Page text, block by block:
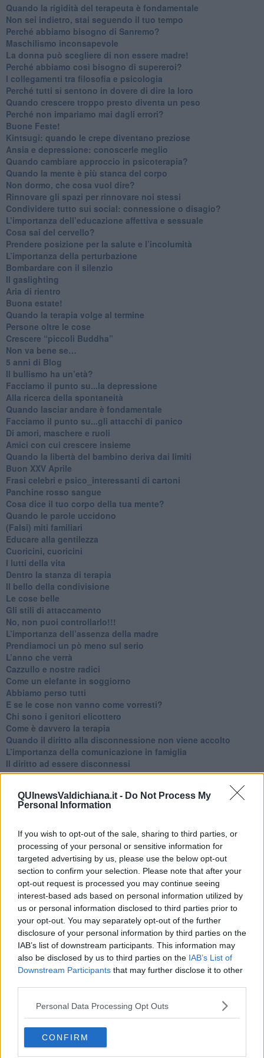
QUInewsValdichiana.it - Do Not Process My
Personal Information
If you wish to opt-out of the sale, sharing to third parties, or
processing of your personal or sensitive information for
targeted advertising by us, please use the below opt-out
section to confirm your selection. Please note that after your
opt-out request is processed you may continue seeing
interest-based ads based on personal information utilized by
us or personal information disclosed to third parties prior to
your opt-out. You may separately opt-out of the further
disclosure of your personal information by third parties on the
IAB’s list of downstream participants. This information may
also be disclosed by us to third parties on the IAB’s List of
Downstream Participants that may further disclose it to other
Personal Data Processing Opt Outs
CONFIRM
​Quando la rigidità del terapeuta è fondamentale
​Non sei indietro, stai seguendo il tuo tempo
​Perché abbiamo bisogno di Sanremo?
​Maschilismo inconsapevole
​La donna può scegliere di non essere madre!
​Perché abbiamo così bisogno di supereroi?
​I collegamenti tra filosofia e psicologia
​Perché tutti si sentono in dovere di dire la loro
​Quando crescere troppo presto diventa un peso
​Perché non impariamo mai dagli errori?
​Buone Feste!
​Kintsugi: quando le crepe diventano preziose
Ansia e depressione: conoscerle meglio
Quando cambiare approccio in psicoterapia?
​Quando la mente è più stanca del corpo
Non dormo, che cosa vuol dire?
​Rinnovare gli spazi per rinnovare noi stessi
​Condividere tutto sui social: connessione o disagio?
​L’importanza dell’educazione affettiva e sessuale
​Cosa sai del cervello?
Prendere posizione per la salute e l’incolumità
L’importanza della perturbazione
​Bombardare con il silenzio
Il gaslighting
Aria di rientro
Buona estate!
​Quando la terapia volge al termine
​Persone oltre le cose
​Crescere “piccoli Buddha”
Non va bene se…
​5 anni di Blog
​Il bullismo ha un’età?
Facciamo il punto su...la depressione
​Alla ricerca della spontaneità
​Quando lasciar andare è fondamentale
Facciamo il punto su...gli attacchi di panico
Di amori, maschere e ruoli
​Amici con cui crescere insieme
​Quando la libertà del bambino deriva dai limiti
Buon XXV Aprile
​Frasi celebri e psico_interessanti di cartoni
​Panchine rosso sangue
​Cosa dice il tuo corpo della tua mente?
​Quando le parole uccidono
​(Falsi) miti familiari
​Educare alla gentilezza
​Cuoricini, cuoricini
I lutti della vita
​Dentro la stanza di terapia
​Il bello della condivisione
Le cose belle
​Gli stili di attaccamento
No, non puoi controllarlo!!!
​L’importanza dell’assenza della madre
​Prendiamoci un pò meno sul serio
​L’anno che verrà
​Cazzullo e nostre radici
​Come un elefante in soggiorno
​Abbiamo perso tutti
E se le cose non vanno come vorresti?
​Chi sono i genitori elicottero
Come è davvero la terapia
Quando il diritto alla disconnessione non viene accolto
​L’importanza della comunicazione in famiglia
​Il diritto ad essere disconnessi
​Il pensiero dicotomico e la salute mentale
​La Clownterapia
​Differenze tra persone frustrate e non
Vacanze a km zero
​Buone Vacan(si)e!
​Il lato positivo delle cose
​Storie antiche di tempi moderni
​Quello che alle mamme non dicono
Adultescenza
Homo imbecillis
​4 anni di Blog
Quando il silenzio è aggressivo
​Il passato, questo conosciuto!
​Clima ballerino e sbalzi d’umore
La maternità
​L’uomo o l’orso?
Non hanno un amico a teatro​
​Cose che ci esauriscono
​Lasciate ai vostri figli il diritto di piangere
​Parole d’amore regalate al vento